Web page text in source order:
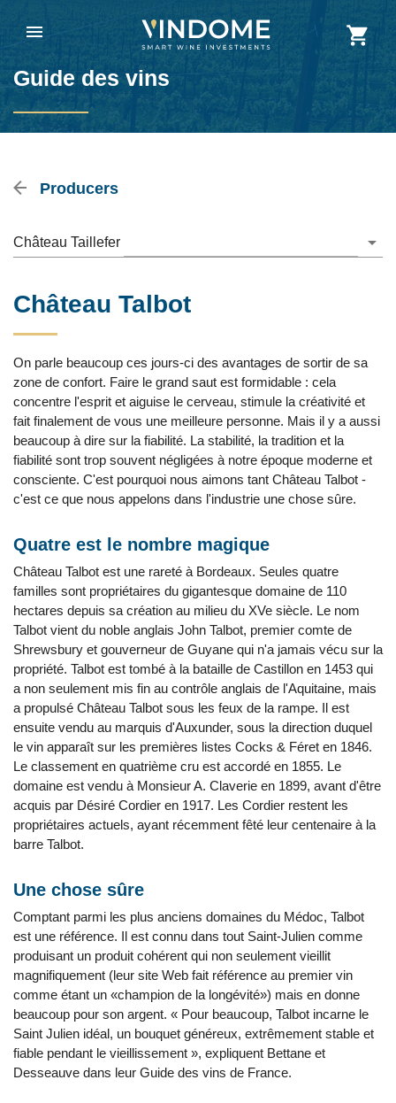
Guide des vins
Producers
Château Taillefer
Château Talbot
On parle beaucoup ces jours-ci des avantages de sortir de sa
zone de confort. Faire le grand saut est formidable : cela
concentre l'esprit et aiguise le cerveau, stimule la créativité et
fait finalement de vous une meilleure personne. Mais il y a aussi
beaucoup à dire sur la fiabilité. La stabilité, la tradition et la
fiabilité sont trop souvent négligées à notre époque moderne et
consciente. C'est pourquoi nous aimons tant Château Talbot -
c'est ce que nous appelons dans l'industrie une chose sûre.
Quatre est le nombre magique
Château Talbot est une rareté à Bordeaux. Seules quatre
familles sont propriétaires du gigantesque domaine de 110
hectares depuis sa création au milieu du XVe siècle. Le nom
Talbot vient du noble anglais John Talbot, premier comte de
Shrewsbury et gouverneur de Guyane qui n'a jamais vécu sur la
propriété. Talbot est tombé à la bataille de Castillon en 1453 qui
a non seulement mis fin au contrôle anglais de l'Aquitaine, mais
a propulsé Château Talbot sous les feux de la rampe. Il est
ensuite vendu au marquis d'Auxunder, sous la direction duquel
le vin apparaît sur les premières listes Cocks & Féret en 1846.
Le classement en quatrième cru est accordé en 1855. Le
domaine est vendu à Monsieur A. Claverie en 1899, avant d'être
acquis par Désiré Cordier en 1917. Les Cordier restent les
propriétaires actuels, ayant récemment fêté leur centenaire à la
barre Talbot.
Une chose sûre
Comptant parmi les plus anciens domaines du Médoc, Talbot
est une référence. Il est connu dans tout Saint-Julien comme
produisant un produit cohérent qui non seulement vieillit
magnifiquement (leur site Web fait référence au premier vin
comme étant un «champion de la longévité») mais en donne
beaucoup pour son argent. « Pour beaucoup, Talbot incarne le
Saint Julien idéal, un bouquet généreux, extrêmement stable et
fiable pendant le vieillissement », expliquent Bettane et
Desseauve dans leur Guide des vins de France.